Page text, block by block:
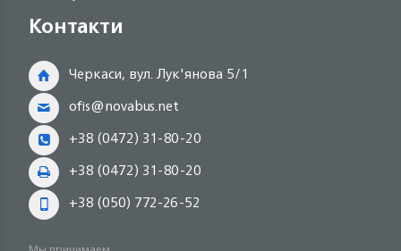
Контакти
Черкаси, вул. Лук'янова 5/1
ofis@novabus.net
+38 (0472) 31-80-20
+38 (0472) 31-80-20
+38 (050) 772-26-52